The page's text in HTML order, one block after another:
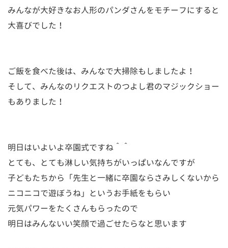
みんなが大好きなお人形のパンダさんをモチーフにすると
大喜びでした！
ご飯を食べた後は、みんなで大掃除もしましたよ！
そして、みんなのリクエストのつよし君のマジックショー
もありました！
明日はいよいよ卒園式ですね＾＾
とても、とても淋しい気持ちがいっぱいなんですが
子どもたちから「先生と一緒に卒園ならさみしくないから
ニコニコで遊ぼうね」というお手紙をもらい
元気パワーをたくさんもらったので
明日はみんないい笑顔で過ごせたらなと思います